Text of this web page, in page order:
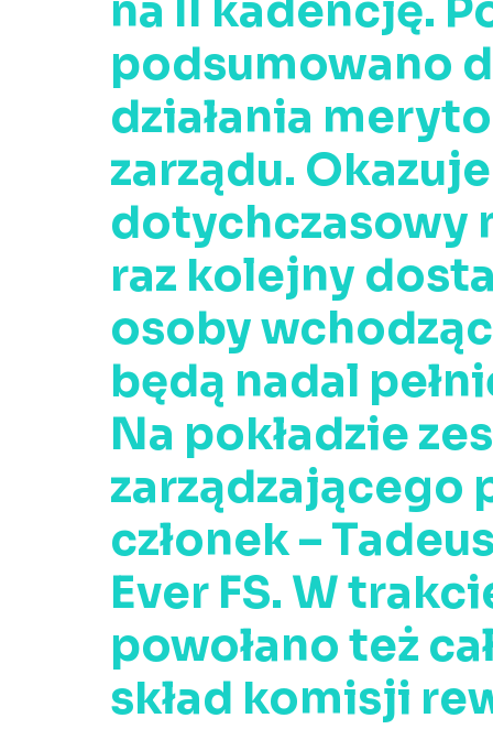
na II kadencję.
podsumowano
działania
zarządu.
dotychczasowy
raz kolejny
osoby
będą nadal
Na pokładzie
zarządzającego
członek –
Ever FS. W
powołano też
skład komisji